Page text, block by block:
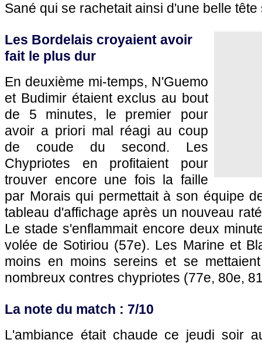
Sané qui se rachetait ainsi d'une belle
Les Bordelais croyaient avoir
fait le plus dur
En deuxième mi-temps, N'Guemo
et Budimir étaient exclus au bout
de 5 minutes, le premier pour
avoir a priori mal réagi au coup
de coude du second. Les
Chypriotes en profitaient pour
trouver encore une fois la faille
par Morais qui permettait à son équipe
tableau d'affichage après un nouveau
Le stade s'enflammait encore deux
volée de Sotiriou (57e). Les Marine et
moins en moins sereins et se
nombreux contres chypriotes (77e, 80e,
La note du match : 7/10
L'ambiance était chaude ce jeudi soir